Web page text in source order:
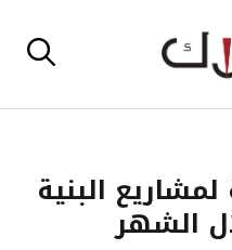
لمشاريع البنية
الشهر